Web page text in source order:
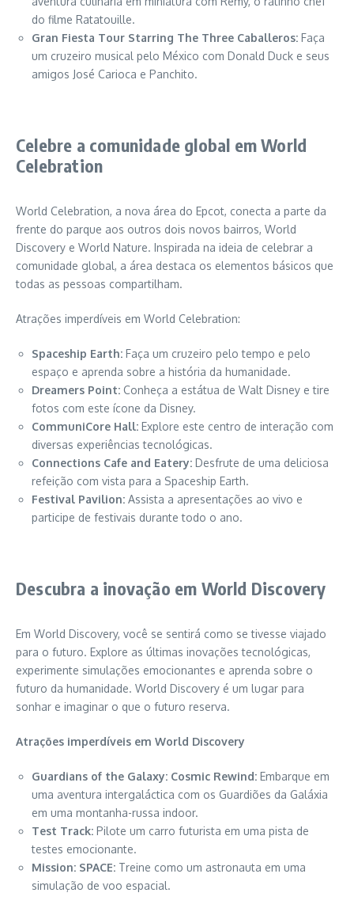
do filme Ratatouille.
Gran Fiesta Tour Starring The Three Caballeros: Faça
um cruzeiro musical pelo México com Donald Duck e seus
amigos José Carioca e Panchito.
Celebre a comunidade global em World
Celebration
World Celebration, a nova área do Epcot, conecta a parte da
frente do parque aos outros dois novos bairros, World
Discovery e World Nature. Inspirada na ideia de celebrar a
comunidade global, a área destaca os elementos básicos que
todas as pessoas compartilham.
Atrações imperdíveis em World Celebration:
Spaceship Earth: Faça um cruzeiro pelo tempo e pelo
espaço e aprenda sobre a história da humanidade.
Dreamers Point: Conheça a estátua de Walt Disney e tire
fotos com este ícone da Disney.
CommuniCore Hall: Explore este centro de interação com
diversas experiências tecnológicas.
Connections Cafe and Eatery: Desfrute de uma deliciosa
refeição com vista para a Spaceship Earth.
Festival Pavilion: Assista a apresentações ao vivo e
participe de festivais durante todo o ano.
Descubra a inovação em World Discovery
Em World Discovery, você se sentirá como se tivesse viajado
para o futuro. Explore as últimas inovações tecnológicas,
experimente simulações emocionantes e aprenda sobre o
futuro da humanidade. World Discovery é um lugar para
sonhar e imaginar o que o futuro reserva.
Atrações imperdíveis em World Discovery
Guardians of the Galaxy: Cosmic Rewind: Embarque em
uma aventura intergaláctica com os Guardiões da Galáxia
em uma montanha-russa indoor.
Test Track: Pilote um carro futurista em uma pista de
testes emocionante.
Mission: SPACE: Treine como um astronauta em uma
simulação de voo espacial.